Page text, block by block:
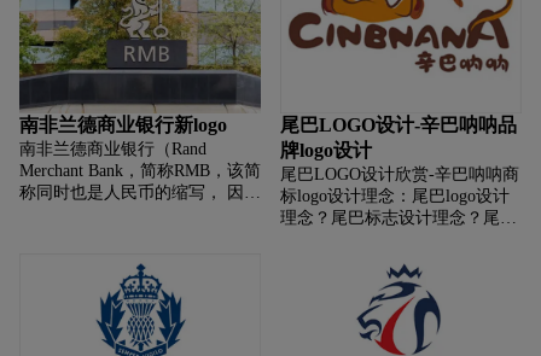
南非兰德商业银行新logo
南非兰德商业银行（Rand
Merchant Bank，简称RMB，该简
称同时也是人民币的缩写， 因此
公司，涵盖投资银行，基金管
理，企业银行和咨询服务等内
尾巴LOGO设计-辛巴呐呐品
牌logo设计
尾巴LOGO设计欣赏-辛巴呐呐商
标logo设计理念：尾巴logo设计
理念？尾巴标志设计理念？尾巴
含义？尾巴标志设计含义？尾巴
商标设计含义？ 如何设计尾巴商
标？如何设计尾巴标志？如何设
计尾巴logo？如何设计尾巴品